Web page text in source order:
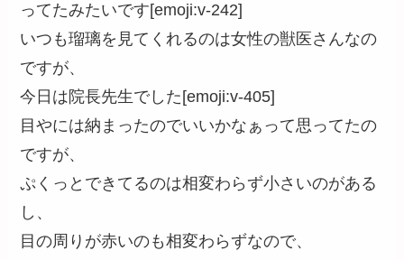
ってたみたいです[emoji:v-242]
いつも瑠璃を見てくれるのは女性の獣医さんなの
ですが、
今日は院長先生でした[emoji:v-405]
目やには納まったのでいいかなぁって思ってたの
ですが、
ぷくっとできてるのは相変わらず小さいのがある
し、
目の周りが赤いのも相変わらずなので、